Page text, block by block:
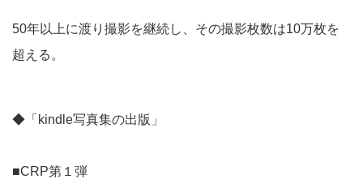
50年以上に渡り撮影を継続し、その撮影枚数は10万枚を
超える。
◆「kindle写真集の出版」
■CRP第１弾